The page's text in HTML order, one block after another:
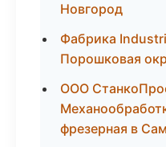
Новгород
Фабрика
Порошковая
ООО
фрезерная в